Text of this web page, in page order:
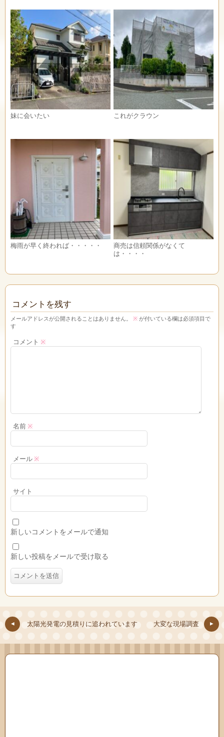
妹に会いたい これがクラウン
梅雨が早く終われば・・・・・
商売は信頼関係がなくて
は・・・・
コメントを残す
メールアドレスが公開されることはありません。 ※ が付いている欄は必須項目で
す
コメント ※
名前※
メール※
サイト
新しいコメントをメールで通知
新しい投稿をメールで受け取る
太陽光発電の見積りに追われています 大変な現場調査